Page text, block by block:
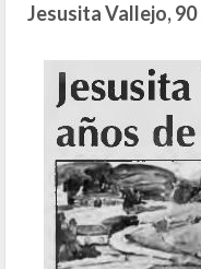
Jesusita Vallejo,